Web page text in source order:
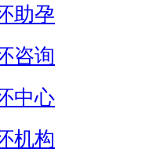
助孕
咨询
中心
机构